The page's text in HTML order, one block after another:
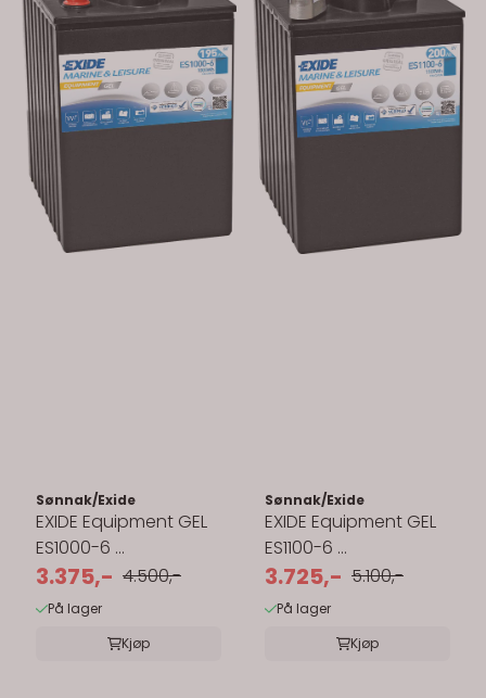
Sønnak/Exide
EXIDE Equipment GEL
ES1000-6 ...
3.375,- 4.500,-
På lager
Kjøp
Sønnak/Exide
EXIDE Equipment GEL
ES1100-6 ...
3.725,- 5.100,-
På lager
Kjøp